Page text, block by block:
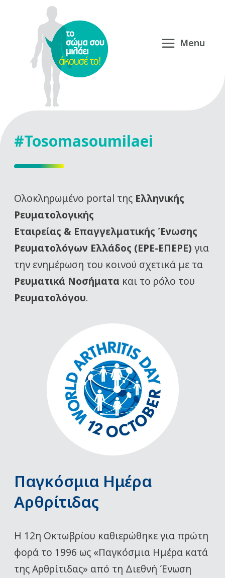
#Tosomasoumilaei
Oλοκληρωμένο portal της Ελληνικής
Ρευματολογικής
Εταιρείας & Επαγγελματικής Ένωσης
Ρευματολόγων Ελλάδος (ΕΡΕ-ΕΠΕΡΕ) για
την ενημέρωση του κοινού σχετικά με τα
Ρευματικά Νοσήματα και το ρόλο του
Ρευματολόγου.
Παγκόσμια Ημέρα
Αρθρίτιδας
Η 12η Οκτωβρίου καθιερώθηκε για πρώτη
φορά το 1996 ως «Παγκόσμια Ημέρα κατά
της Αρθρίτιδας» από τη Διεθνή Ένωση